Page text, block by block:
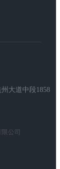
大道中段1858
公司